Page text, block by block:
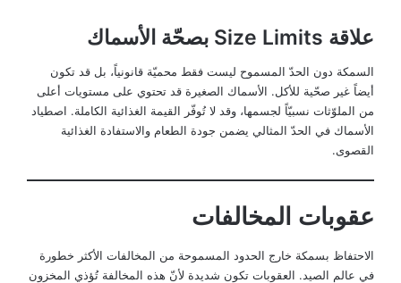
علاقة Size Limits بصحّة الأسماك
السمكة دون الحدّ المسموح ليست فقط محميّة قانونياً، بل قد تكون
أيضاً غير صحّية للأكل. الأسماك الصغيرة قد تحتوي على مستويات أعلى
من الملوّثات نسبيّاً لجسمها، وقد لا تُوفّر القيمة الغذائية الكاملة. اصطياد
الأسماك في الحدّ المثالي يضمن جودة الطعام والاستفادة الغذائية
القصوى.
عقوبات المخالفات
الاحتفاظ بسمكة خارج الحدود المسموحة من المخالفات الأكثر خطورة
في عالم الصيد. العقوبات تكون شديدة لأنّ هذه المخالفة تُؤذي المخزون